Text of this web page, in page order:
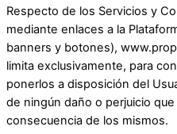
Respecto de los Servicios y
mediante enlaces a la
banners y botones),
limita exclusivamente, para
ponerlos a disposición del
de ningún daño o perjuicio
consecuencia de los mismos.